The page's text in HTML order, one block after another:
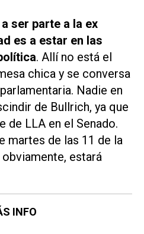
ser parte a la ex
es a estar en las
. Allí no está el
chica y se conversa
Nadie en
de Bullrich, ya que
de LLA en el Senado.
martes de las 11 de la
estará
INFO